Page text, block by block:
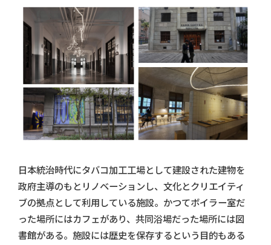
日本統治時代にタバコ加工工場として建設された建物を
政府主導のもとリノベーションし、文化とクリエイティ
ブの拠点として利用している施設。かつてボイラー室だ
った場所にはカフェがあり、共同浴場だった場所には図
書館がある。施設には歴史を保存するという目的もある